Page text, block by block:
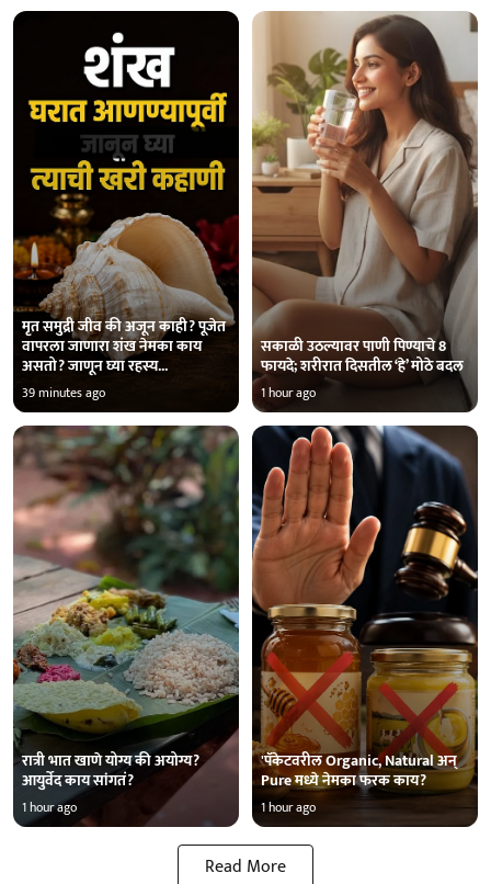
मृत समुद्री जीव की अजून काही? पूजेत
वापरला जाणारा शंख नेमका काय
असतो? जाणून घ्या रहस्य...
39 minutes ago
सकाळी उठल्यावर पाणी पिण्याचे 8
फायदे; शरीरात दिसतील ‘हे’ मोठे बदल
1 hour ago
रात्री भात खाणे योग्य की अयोग्य?
आयुर्वेद काय सांगतं?
1 hour ago
'पॅकेटवरील Organic, Natural अन्
Pure मध्ये नेमका फरक काय?
1 hour ago
Read More